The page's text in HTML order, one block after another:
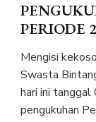
PERIODE
Mengisi
Swasta
hari ini
pengukuhan